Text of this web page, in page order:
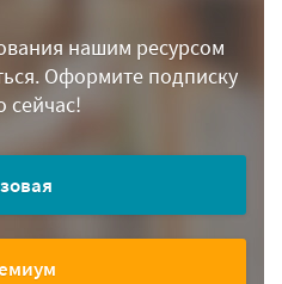
нашим ресурсом
Оформите подписку
сейчас!